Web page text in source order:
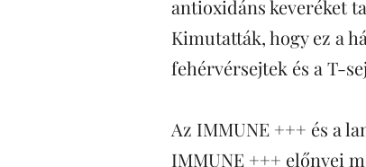
antioxidáns keveréket
Kimutatták, hogy ez a
fehérvérsejtek és a T-
Az IMMUNE +++ és a
IMMUNE +++ előnyei